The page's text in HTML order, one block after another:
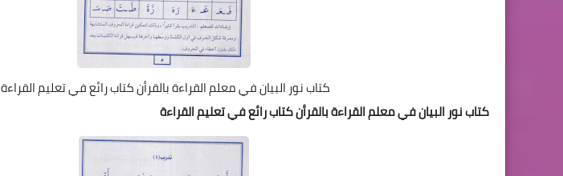
كتاب نور البيان في معلم القراءة بالقرأن كتاب رائع في تعليم القراءة
كتاب نور البيان في معلم القراءة بالقرأن كتاب رائع في تعليم القراءة